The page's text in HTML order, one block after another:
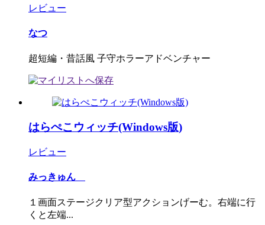
レビュー
なつ
超短編・昔話風 子守ホラーアドベンチャー
はらぺこウィッチ(Windows版)
レビュー
みっきゅん
１画面ステージクリア型アクションげーむ。右端に行
くと左端...